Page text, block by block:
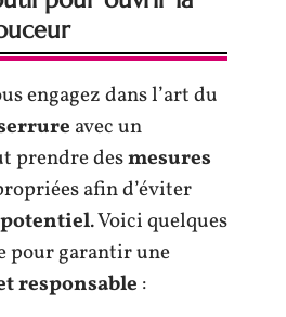
engagez dans l’art du
avec un
prendre desmesures
afin d’éviter
. Voici quelques
pour garantir une
responsable :